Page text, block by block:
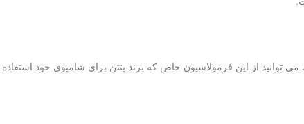
از این فرمولاسیون خاص که برند پنتن برای شامپوی خود استفاده